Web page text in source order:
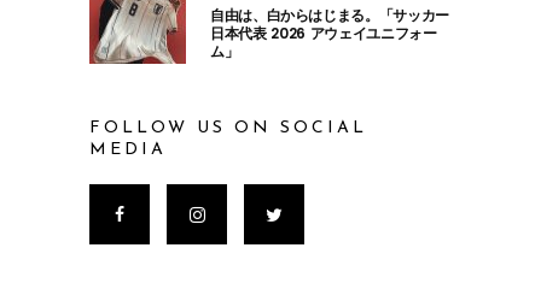
自由は、白からはじまる。「サッカー
日本代表 2026 アウェイユニフォー
ム」
FOLLOW US ON SOCIAL
MEDIA